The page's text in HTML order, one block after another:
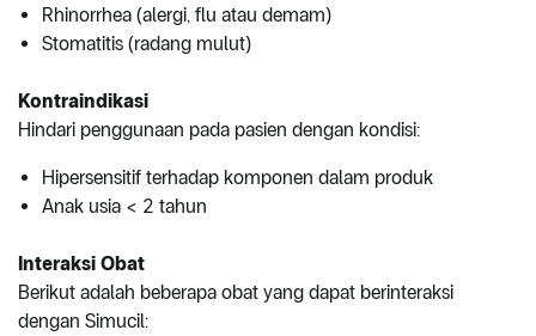
Rhinorrhea (alergi, flu atau demam)
Stomatitis (radang mulut)
Kontraindikasi
Hindari penggunaan pada pasien dengan kondisi:
Hipersensitif terhadap komponen dalam produk
Anak usia < 2 tahun
Interaksi Obat
Berikut adalah beberapa obat yang dapat berinteraksi
dengan Simucil: